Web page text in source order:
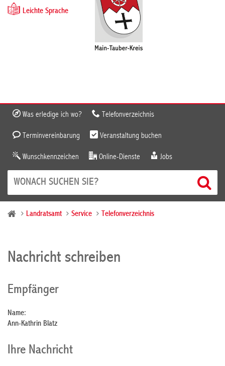
Leichte Sprache
Was erledige ich wo? Telefonverzeichnis
Terminvereinbarung Veranstaltung buchen
Wunschkennzeichen Online-Dienste Jobs
Landratsamt Service Telefonverzeichnis
Nachricht schreiben
Empfänger
Name:
Ann-Kathrin Blatz
Ihre Nachricht